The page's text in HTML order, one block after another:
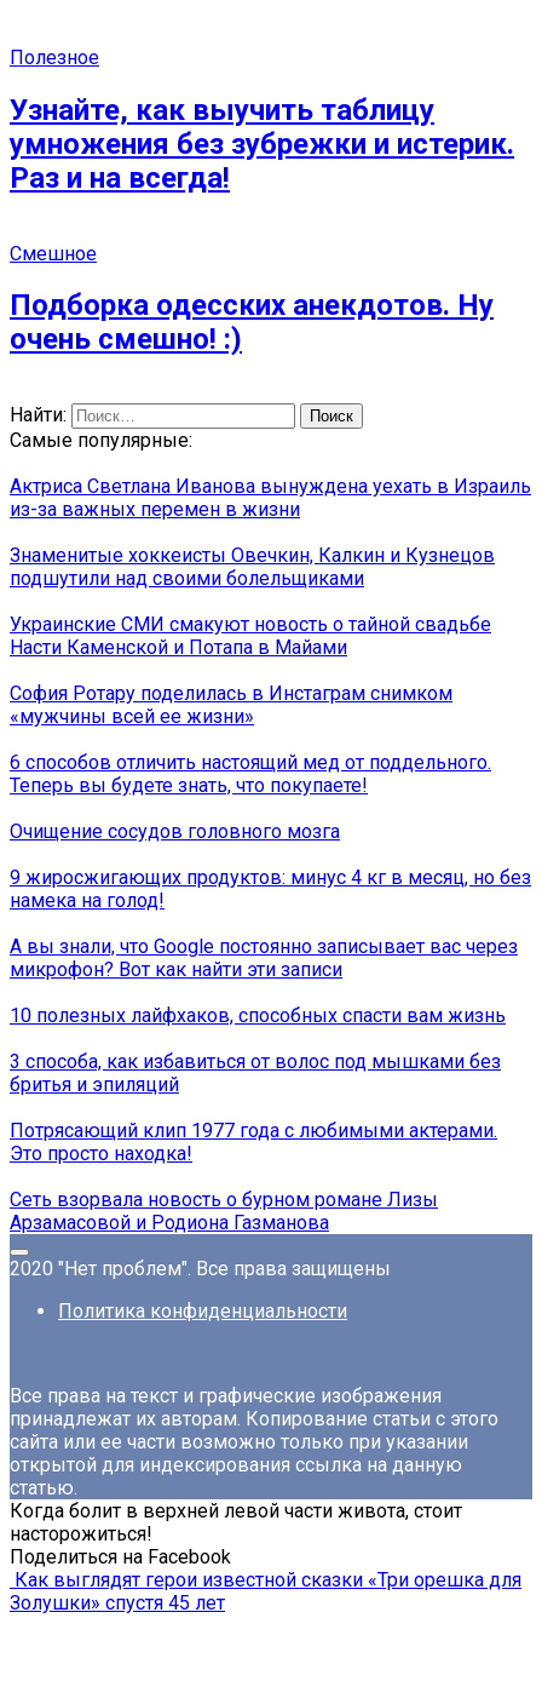
Полезное
Узнайте, как выучить таблицу
умножения без зубрежки и истерик.
Раз и на всегда!
Смешное
Подборка одесских анекдотов. Ну
очень смешно! :)
Найти:
Самые популярные:
Актриса Светлана Иванова вынуждена уехать в Израиль
из-за важных перемен в жизни
Знаменитые хоккеисты Овечкин, Калкин и Кузнецов
подшутили над своими болельщиками
Украинские СМИ смакуют новость о тайной свадьбе
Насти Каменской и Потапа в Майами
София Ротару поделилась в Инстаграм снимком
«мужчины всей ее жизни»
6 способов отличить настоящий мед от поддельного.
Теперь вы будете знать, что покупаете!
Очищение сосудов головного мозга
9 жиросжигающих продуктов: минус 4 кг в месяц, но без
намека на голод!
А вы знали, что Google постоянно записывает вас через
микрофон? Вот как найти эти записи
10 полезных лайфхаков, способных спасти вам жизнь
3 способа, как избавиться от волос под мышками без
бритья и эпиляций
Потрясающий клип 1977 года с любимыми актерами.
Это просто находка!
Сеть взорвала новость о бурном романе Лизы
Арзамасовой и Родиона Газманова
2020 "Нет проблем". Все права защищены
Политика конфиденциальности
Все права на текст и графические изображения
принадлежат их авторам. Копирование статьи с этого
сайта или ее части возможно только при указании
открытой для индексирования ссылка на данную
статью.
Когда болит в верхней левой части живота, стоит
насторожиться!
Поделиться на Facebook
Как выглядят герои известной сказки «Три орешка для
Золушки» спустя 45 лет